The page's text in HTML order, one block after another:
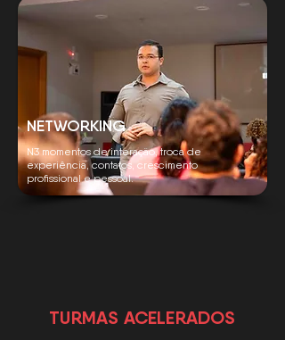
NETWORKING
N3 momentos de interação, troca de
experiência, contatos, crescimento
profissional e pessoal.
TURMAS ACELERADOS